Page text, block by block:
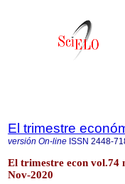
El trimestre
versión On-line ISSN 2448-
El trimestre econ vol.74
Nov-2020